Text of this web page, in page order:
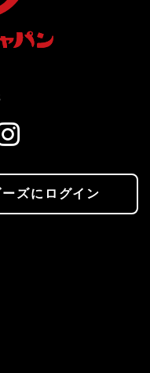
ズにログイン